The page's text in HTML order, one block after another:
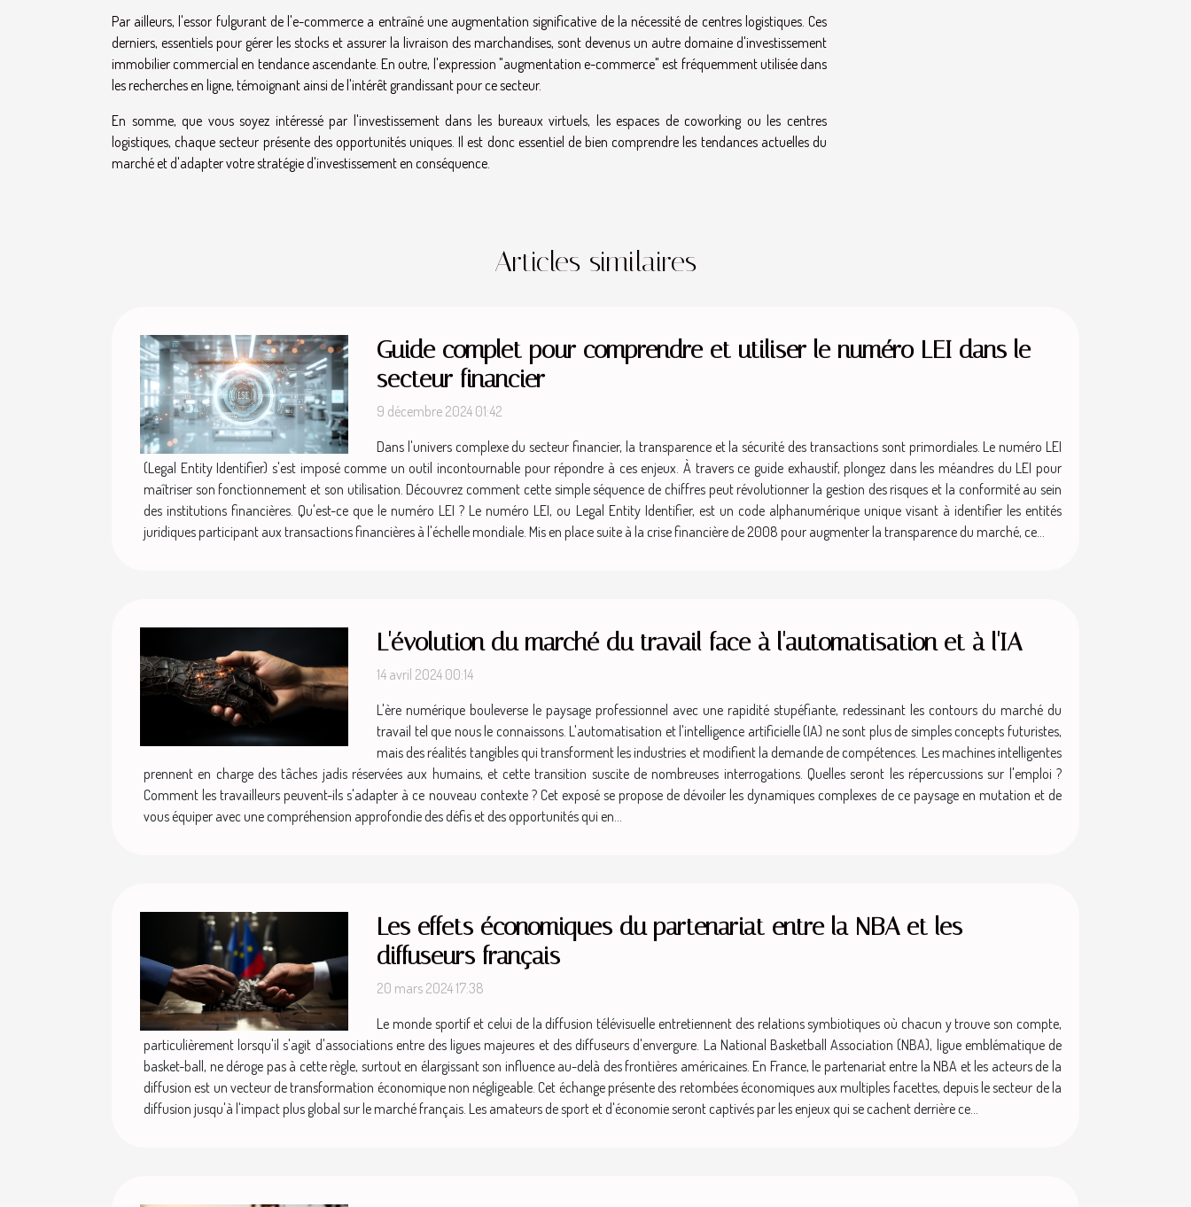
Par ailleurs, l'essor fulgurant de l'e-commerce a entraîné une augmentation significative de la nécessité de centres logistiques. Ces
derniers, essentiels pour gérer les stocks et assurer la livraison des marchandises, sont devenus un autre domaine d'investissement
immobilier commercial en tendance ascendante. En outre, l'expression "augmentation e-commerce" est fréquemment utilisée dans
les recherches en ligne, témoignant ainsi de l'intérêt grandissant pour ce secteur.
En somme, que vous soyez intéressé par l'investissement dans les bureaux virtuels, les espaces de coworking ou les centres
logistiques, chaque secteur présente des opportunités uniques. Il est donc essentiel de bien comprendre les tendances actuelles du
marché et d'adapter votre stratégie d'investissement en conséquence.
Articles similaires
Guide complet pour comprendre et utiliser le numéro LEI dans le
secteur financier
9 décembre 2024 01:42
Dans l'univers complexe du secteur financier, la transparence et la sécurité des transactions sont primordiales. Le numéro LEI
(Legal Entity Identifier) s'est imposé comme un outil incontournable pour répondre à ces enjeux. À travers ce guide exhaustif, plongez dans les méandres du LEI pour
maîtriser son fonctionnement et son utilisation. Découvrez comment cette simple séquence de chiffres peut révolutionner la gestion des risques et la conformité au sein
des institutions financières. Qu'est-ce que le numéro LEI ? Le numéro LEI, ou Legal Entity Identifier, est un code alphanumérique unique visant à identifier les entités
juridiques participant aux transactions financières à l'échelle mondiale. Mis en place suite à la crise financière de 2008 pour augmenter la transparence du marché, ce...
L'évolution du marché du travail face à l'automatisation et à l'IA
14 avril 2024 00:14
L'ère numérique bouleverse le paysage professionnel avec une rapidité stupéfiante, redessinant les contours du marché du
travail tel que nous le connaissons. L'automatisation et l'intelligence artificielle (IA) ne sont plus de simples concepts futuristes,
mais des réalités tangibles qui transforment les industries et modifient la demande de compétences. Les machines intelligentes
prennent en charge des tâches jadis réservées aux humains, et cette transition suscite de nombreuses interrogations. Quelles seront les répercussions sur l'emploi ?
Comment les travailleurs peuvent-ils s'adapter à ce nouveau contexte ? Cet exposé se propose de dévoiler les dynamiques complexes de ce paysage en mutation et de
vous équiper avec une compréhension approfondie des défis et des opportunités qui en...
Les effets économiques du partenariat entre la NBA et les
diffuseurs français
20 mars 2024 17:38
Le monde sportif et celui de la diffusion télévisuelle entretiennent des relations symbiotiques où chacun y trouve son compte,
particulièrement lorsqu'il s'agit d'associations entre des ligues majeures et des diffuseurs d'envergure. La National Basketball Association (NBA), ligue emblématique de
basket-ball, ne déroge pas à cette règle, surtout en élargissant son influence au-delà des frontières américaines. En France, le partenariat entre la NBA et les acteurs de la
diffusion est un vecteur de transformation économique non négligeable. Cet échange présente des retombées économiques aux multiples facettes, depuis le secteur de la
diffusion jusqu'à l'impact plus global sur le marché français. Les amateurs de sport et d'économie seront captivés par les enjeux qui se cachent derrière ce...